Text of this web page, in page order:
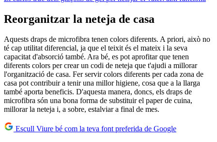
Reorganitzar la neteja de casa
Aquests draps de microfibra tenen colors diferents. A priori, això no
té cap utilitat diferencial, ja que el teixit és el mateix i la seva
capacitat d'absorció també. Ara bé, es pot aprofitar que tenen
diferents colors per crear un codi de neteja que t'ajudi a millorar
l'organització de casa. Fer servir colors diferents per cada zona de
casa pot contribuir a tenir una millor higiene, cosa que a la llarga
també aporta beneficis. D'aquesta manera, doncs, els draps de
microfibra són una bona forma de substituir el paper de cuina,
millorar la neteja i, a sobre, estalviar a final de mes.
Escull Viure bé com la teva font preferida de Google